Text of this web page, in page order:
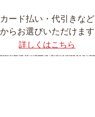
カード払い・代引きなど
からお選びいただけます
詳しくはこちら